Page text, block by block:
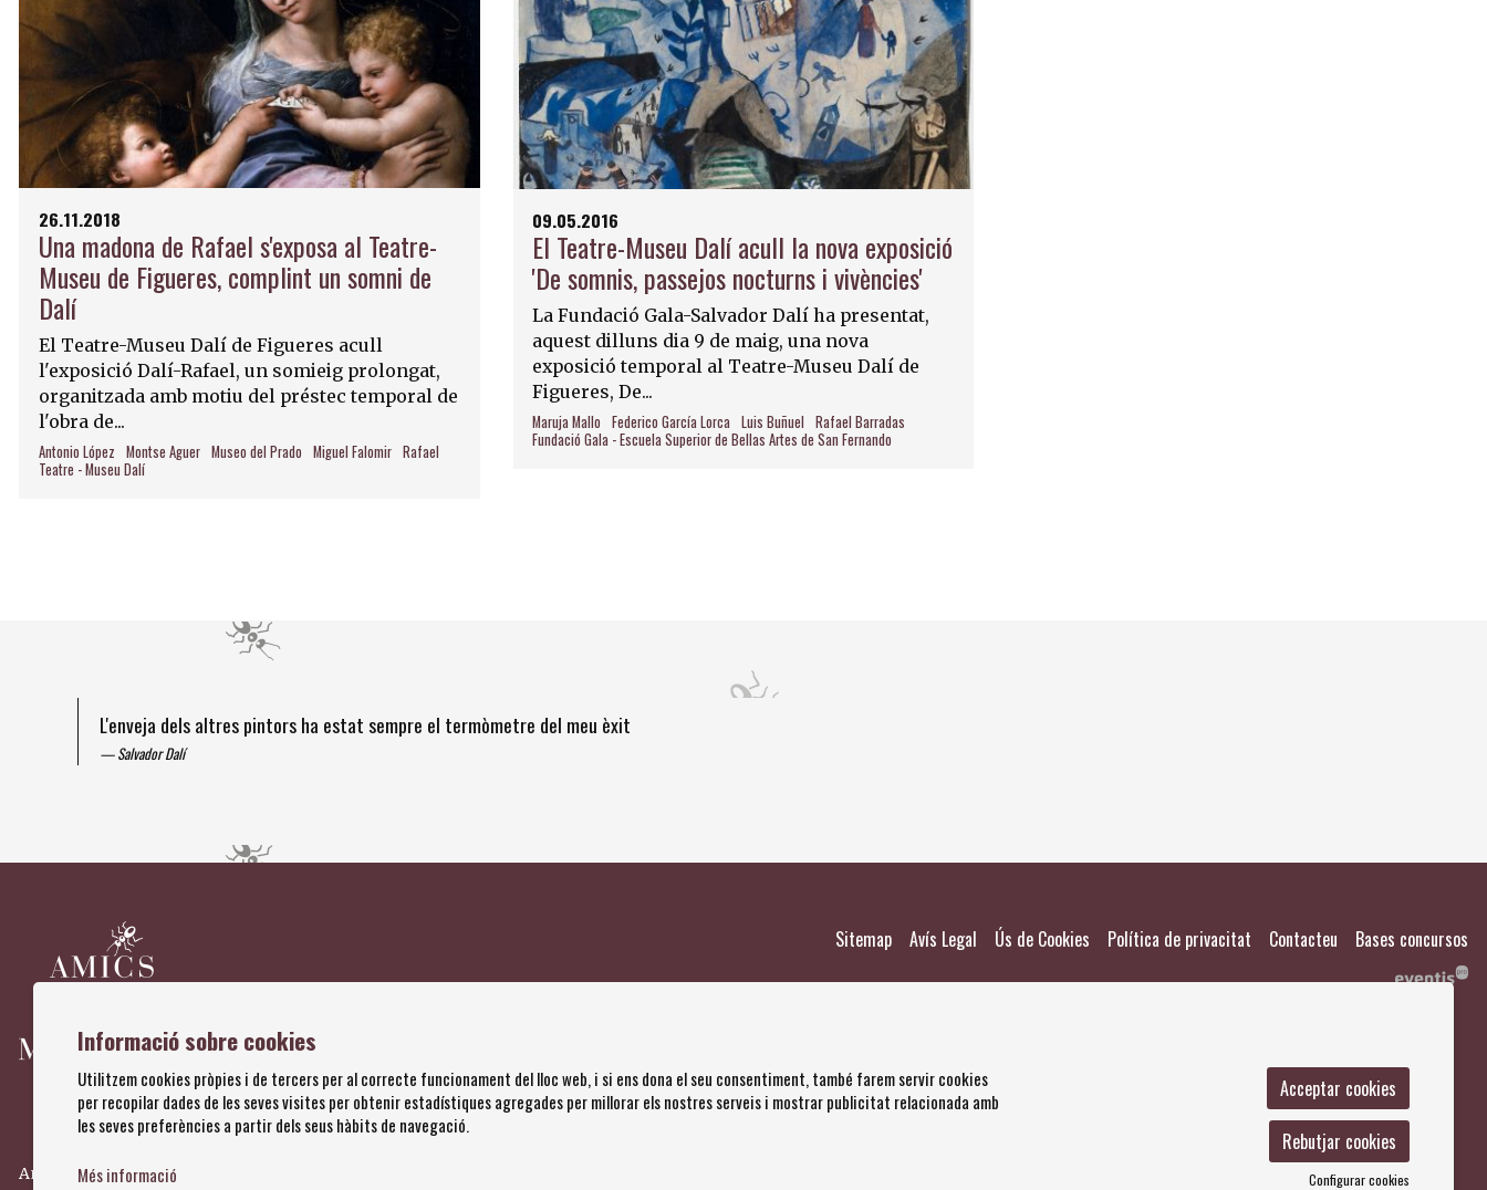
26.11.2018
Una madona de Rafael s'exposa al Teatre-
Museu de Figueres, complint un somni de
Dalí
El Teatre-Museu Dalí de Figueres acull
l'exposició Dalí-Rafael, un somieig prolongat,
organitzada amb motiu del préstec temporal de
l'obra de...
Antonio López Montse Aguer Museo del Prado Miguel Falomir Rafael
Teatre - Museu Dalí
09.05.2016
El Teatre-Museu Dalí acull la nova exposició
'De somnis, passejos nocturns i vivències'
La Fundació Gala-Salvador Dalí ha presentat,
aquest dilluns dia 9 de maig, una nova
exposició temporal al Teatre-Museu Dalí de
Figueres, De...
Maruja Mallo Federico García Lorca Luis Buñuel Rafael Barradas
Fundació Gala - Escuela Superior de Bellas Artes de San Fernando
L'enveja dels altres pintors ha estat sempre el termòmetre del meu èxit
Salvador Dalí
Amics dels Museus Dalí | Pujada del Castell, 28 | 17600 Figueres
Sitemap Avís Legal Ús de Cookies Política de privacitat Contacteu Bases concursos
Informació sobre cookies
Utilitzem cookies pròpies i de tercers per al correcte funcionament del lloc web, i si ens dona el seu consentiment, també farem servir cookies
per recopilar dades de les seves visites per obtenir estadístiques agregades per millorar els nostres serveis i mostrar publicitat relacionada amb
les seves preferències a partir dels seus hàbits de navegació.
Més informació
Acceptar cookies
Rebutjar cookies
Configurar cookies